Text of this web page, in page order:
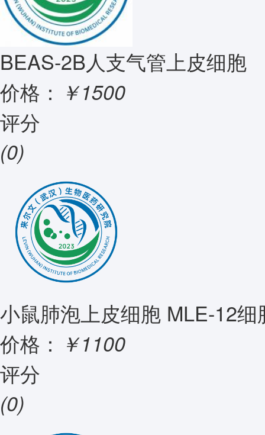
BEAS-2B人支气管上皮细胞
价格： ￥1500
评分
(0)
小鼠肺泡上皮细胞 MLE-12细
价格： ￥1100
评分
(0)